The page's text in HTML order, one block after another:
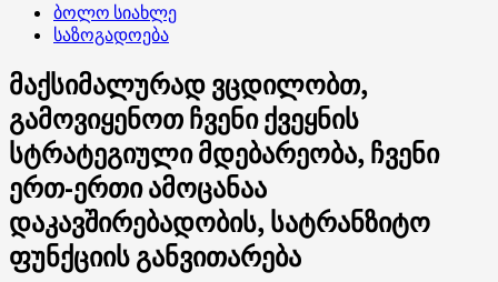
ბოლო სიახლე
საზოგადოება
მაქსიმალურად ვცდილობთ,
გამოვიყენოთ ჩვენი ქვეყნის
სტრატეგიული მდებარეობა, ჩვენი
ერთ-ერთი ამოცანაა
დაკავშირებადობის, სატრანზიტო
ფუნქციის განვითარება